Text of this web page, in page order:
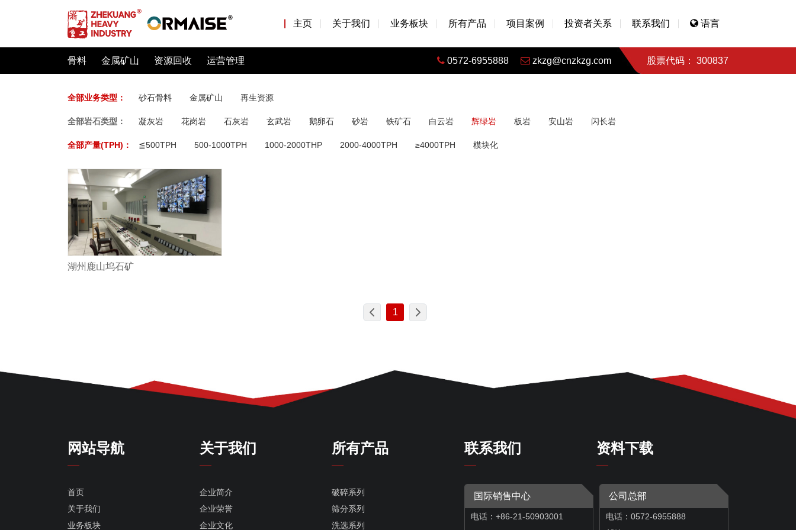
主页 关于我们 业务板块 所有产品 项目案例 投资者关系 联系我们 语言
骨料 金属矿山 资源回收 运营管理 股票代码： 300837
0572-6955888 zkzg@cnzkzg.com
全部业务类型： 砂石骨料 金属矿山 再生资源
全部岩石类型： 凝灰岩 花岗岩 石灰岩 玄武岩 鹅卵石 砂岩 铁矿石 白云岩 辉绿岩 板岩 安山岩 闪长岩
全部产量(TPH)： ≦500TPH 500-1000TPH 1000-2000THP 2000-4000TPH ≥4000TPH 模块化
湖州鹿山坞石矿
1
网站导航
首页
关于我们
业务板块
关于我们
企业简介
企业荣誉
企业文化
所有产品
破碎系列
筛分系列
洗选系列
联系我们 资料下载
国际销售中心
电话：+86-21-50903001
公司总部
电话：0572-6955888